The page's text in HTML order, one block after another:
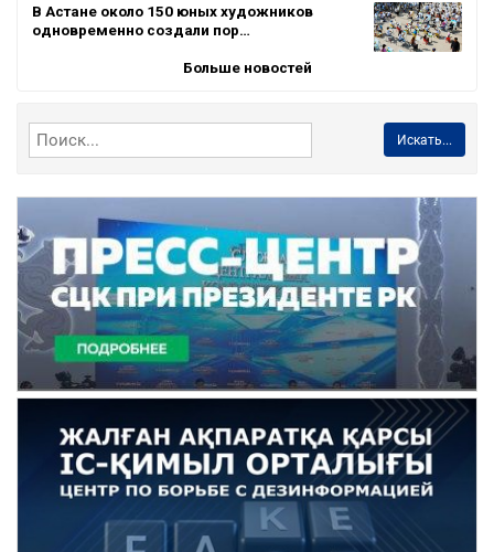
В Астане около 150 юных художников
одновременно создали пор…
Больше новостей
Искать...